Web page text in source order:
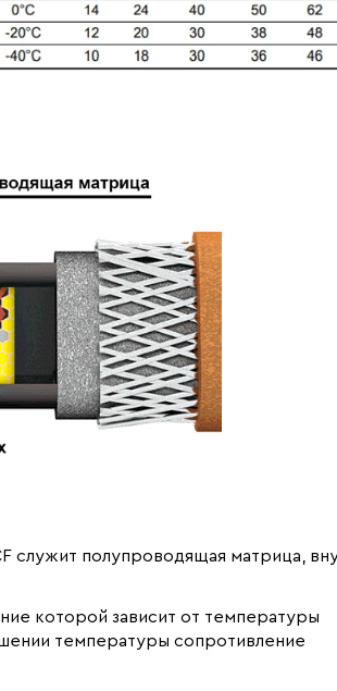
служит полупроводящая матрица,
которой зависит от температуры
температуры сопротивление